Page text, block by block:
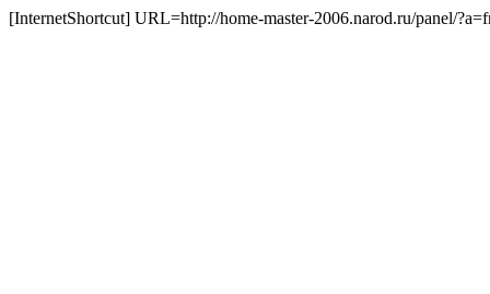
[InternetShortcut] URL=http://home-master-2006.narod.ru/panel/